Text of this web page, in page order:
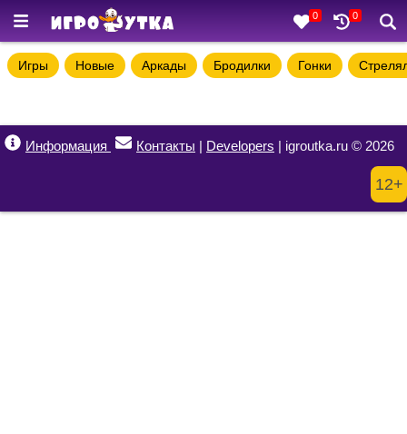
0 0
Игры Новые Аркады Бродилки Гонки
Информация Контакты | Developers | igroutka.ru © 2026
12+